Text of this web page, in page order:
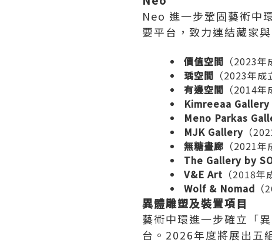
Neo 進一步鞏固藝術中
要平台，致力連結藏家
價值空間 （2023年
瑀空間 （2023年成
有邊空間 （2014年
Kimreeaa Gallery
Meno Parkas
MJK Gallery （
無糖畫廊 （2021年
The Gallery by
V&E Art （2018年
Wolf & Nomad
異體雕塑及裝置項目
藝術中環進一步確立「
台。2026年度將展出五